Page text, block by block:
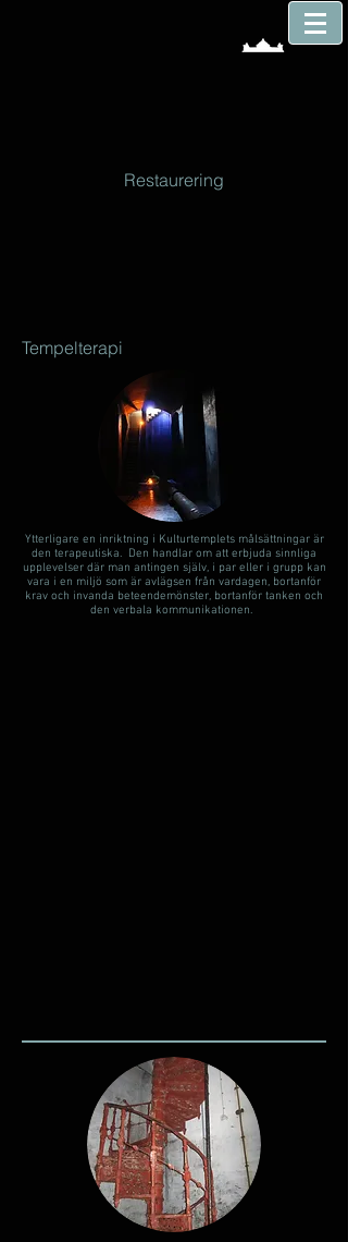
Ytterligare en inriktning i Kulturtemplets målsättningar är
den terapeutiska. Den handlar om att erbjuda sinnliga
upplevelser där man antingen själv, i par eller i grupp kan
vara i en miljö som är avlägsen från vardagen, bortanför
krav och invanda beteendemönster, bortanför tanken och
den verbala kommunikationen.
Tempelterapi
Restaurering